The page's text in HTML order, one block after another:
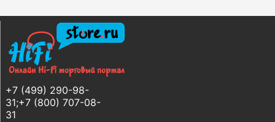
+7 (499) 290-98-
31;+7 (800) 707-08-
31